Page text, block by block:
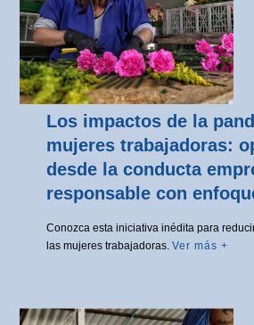
Los impactos de la
mujeres trabajadoras:
desde la conducta
responsable con
Conozca esta iniciativa inédita para
las mujeres trabajadoras.Ver más +